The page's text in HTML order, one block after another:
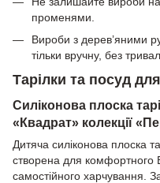
променями.
Вироби з дерев’яними
тільки вручну, без
Тарілки та посуд
Силіконова плоска
«Квадрат» колекції
Дитяча силіконова плоска
створена для комфортного
самостійного харчування.